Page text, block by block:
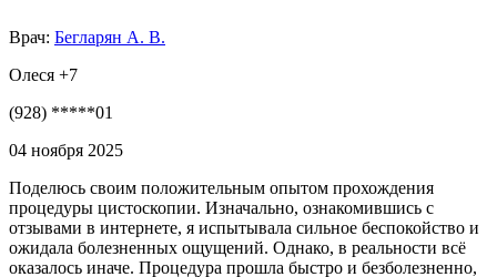
Врач: Бегларян А. В.
Олеся +7
(928) *****01
04 ноября 2025
Поделюсь своим положительным опытом прохождения
процедуры цистоскопии. Изначально, ознакомившись с
отзывами в интернете, я испытывала сильное беспокойство и
ожидала болезненных ощущений. Однако, в реальности всё
оказалось иначе. Процедура прошла быстро и безболезненно,